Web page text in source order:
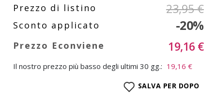
23,95 €
-20%
19,16 €
Il nostro prezzo più basso degli ultimi 30 gg.: 19,16 €
SALVA PER DOPO